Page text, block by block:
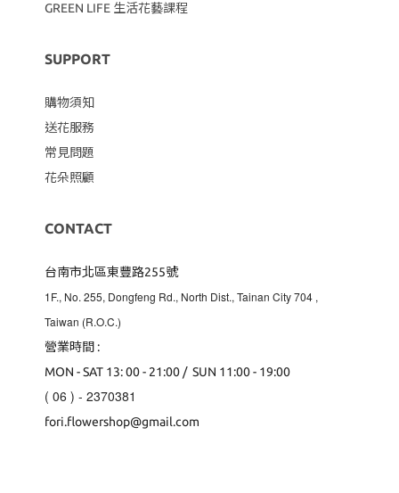
GREEN LIFE 生活花藝課程
SUPPORT
購物須知
送花服務
常見問題
花朵照顧
CONTACT
台南市北區東豐路255號
1F., No. 255, Dongfeng Rd., North Dist., Tainan City 704 ,
Taiwan (R.O.C.)
營業時間 :
MON - SAT 13: 00 - 21:00 / SUN 11:00 - 19:00
( 06 ) - 2370381
fori.flowershop@gmail.com